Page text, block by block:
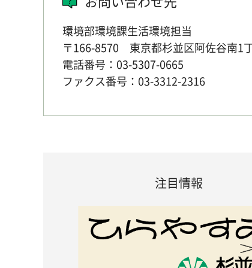
環境部環境課生活環境担当
〒166-8570 東京都杉並区阿佐谷南1
電話番号：03-5307-0665
ファクス番号：03-3312-2316
注目情報